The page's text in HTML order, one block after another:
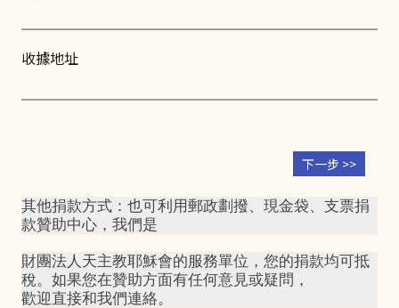
收據地址
其他捐款方式：也可利用郵政劃撥、現金袋、支票捐
款贊助中心，我們是
財團法人天主教耶穌會的服務單位，您的捐款均可抵
稅。如果您在贊助方面有任何意見或疑問，
歡迎直接和我們連絡。